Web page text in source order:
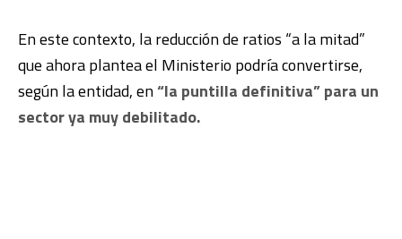
En este contexto, la reducción de ratios “a la mitad”
que ahora plantea el Ministerio podría convertirse,
según la entidad, en“la puntilla definitiva” para un
sector ya muy debilitado.